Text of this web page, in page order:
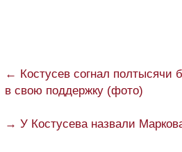
← Костусев согнал полтысячи
в свою поддержку (фото)
→ У Костусева назвали